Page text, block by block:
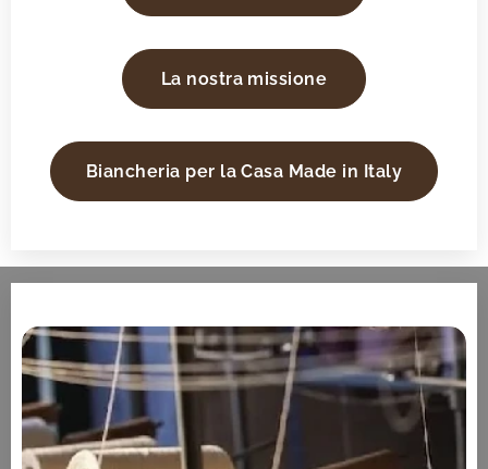
La nostra missione
Biancheria per la Casa Made in Italy